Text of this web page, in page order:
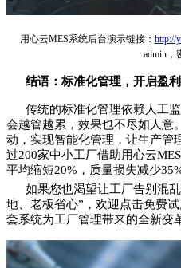
用心云MES系统后台演示链接： http://
admin，
结语：标准化管理，开启盈利
传统的标准化管理依赖人工
会越管越累，效果也不尽如人意
动，实现智能化管理，让生产管
过200家中小工厂借助用心云
平均缩短20%，质量损失减少
如果您也渴望让工厂告别混
地、老板省心”，欢迎点击免费
套系统为工厂管理带来的全新变